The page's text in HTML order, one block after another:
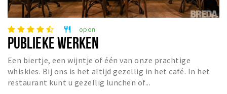
restaurant open
PUBLIEKE WERKEN
Een biertje, een wijntje of één van onze prachtige
whiskies. Bij ons is het altijd gezellig in het café. In het
restaurant kunt u gezellig lunchen of...